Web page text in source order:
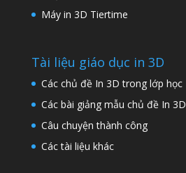
Máy in 3D Tiertime
Tài liệu giáo dục in 3D
Các chủ đề In 3D trong lớp học
Các bài giảng mẫu chủ đề In 3D
Câu chuyện thành công
Các tài liệu khác